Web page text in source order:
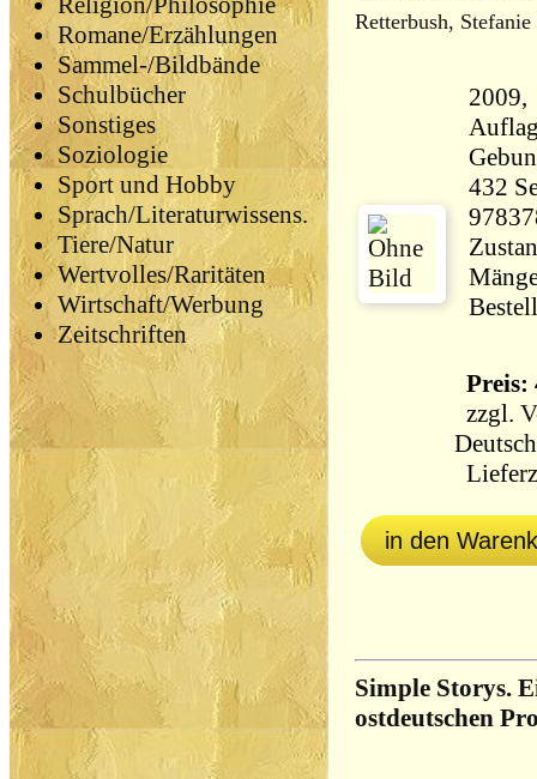
Romane/Erzählungen
Sammel-/Bildbände
Schulbücher
Sonstiges
Soziologie
Sport und Hobby
Sprach/Literaturwissens.
Tiere/Natur
Wertvolles/Raritäten
Wirtschaft/Werbung
Zeitschriften
Retterbush, Stefanie
2009,
432 Seiten
Preis:
zzgl.
in den
Simple Storys.
ostdeutschen